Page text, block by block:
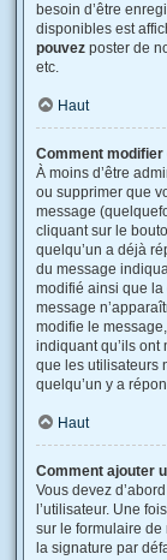
besoin d’être
disponibles est
pouvez poster de
etc.
Haut
Comment
À moins d’être
ou supprimer que
message
cliquant sur le
quelqu’un a déjà
du message
modifié ainsi que la
message
modifie le
indiquant qu’ils
que les utilisateurs
quelqu’un y a
Haut
Comment ajouter
Vous devez
l’utilisateur. Une
sur le formulaire de
la signature par